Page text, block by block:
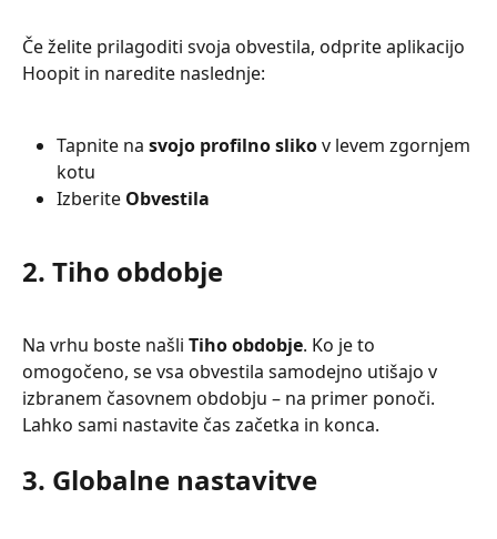
Če želite prilagoditi svoja obvestila, odprite aplikacijo
Hoopit in naredite naslednje:
Tapnite na svojo profilno sliko v levem zgornjem
kotu
Izberite Obvestila
2. Tiho obdobje
Na vrhu boste našli Tiho obdobje. Ko je to
omogočeno, se vsa obvestila samodejno utišajo v
izbranem časovnem obdobju – na primer ponoči.
Lahko sami nastavite čas začetka in konca.
3. Globalne nastavitve